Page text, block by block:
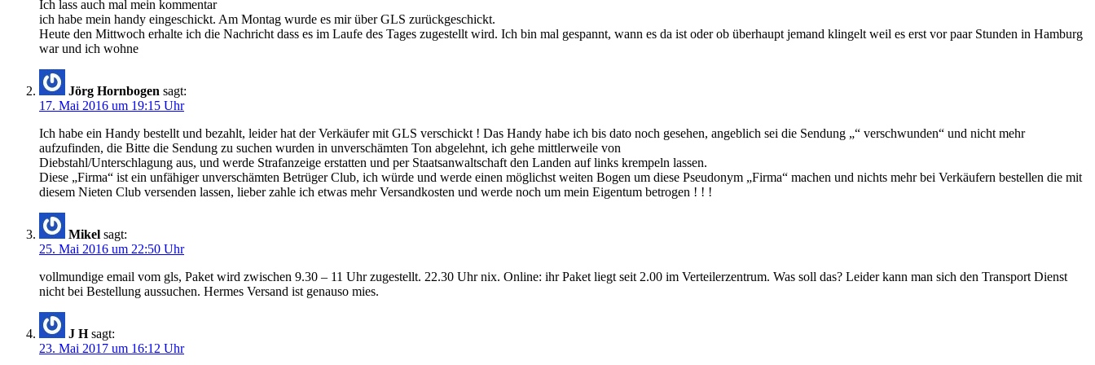
Ich lass auch mal mein kommentar
ich habe mein handy eingeschickt. Am Montag wurde es mir über GLS zurückgeschickt.
Heute den Mittwoch erhalte ich die Nachricht dass es im Laufe des Tages zugestellt wird. Ich bin mal gespannt, wann es da ist oder ob überhaupt jemand klingelt weil es erst vor paar Stunden in Hamburg
war und ich wohne
Jörg Hornbogen sagt:
17. Mai 2016 um 19:15 Uhr
Ich habe ein Handy bestellt und bezahlt, leider hat der Verkäufer mit GLS verschickt ! Das Handy habe ich bis dato noch gesehen, angeblich sei die Sendung „“ verschwunden“ und nicht mehr
aufzufinden, die Bitte die Sendung zu suchen wurden in unverschämten Ton abgelehnt, ich gehe mittlerweile von
Diebstahl/Unterschlagung aus, und werde Strafanzeige erstatten und per Staatsanwaltschaft den Landen auf links krempeln lassen.
Diese „Firma“ ist ein unfähiger unverschämten Betrüger Club, ich würde und werde einen möglichst weiten Bogen um diese Pseudonym „Firma“ machen und nichts mehr bei Verkäufern bestellen die mit
diesem Nieten Club versenden lassen, lieber zahle ich etwas mehr Versandkosten und werde noch um mein Eigentum betrogen ! ! !
Mikel sagt:
25. Mai 2016 um 22:50 Uhr
vollmundige email vom gls, Paket wird zwischen 9.30 – 11 Uhr zugestellt. 22.30 Uhr nix. Online: ihr Paket liegt seit 2.00 im Verteilerzentrum. Was soll das? Leider kann man sich den Transport Dienst
nicht bei Bestellung aussuchen. Hermes Versand ist genauso mies.
J H sagt:
23. Mai 2017 um 16:12 Uhr